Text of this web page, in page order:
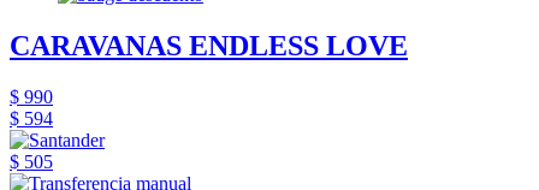
CARAVANAS ENDLESS LOVE
$ 990
$ 594
$ 505